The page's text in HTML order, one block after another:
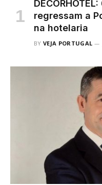
regressam a
na hotelaria
BY VEJA PORTUGAL